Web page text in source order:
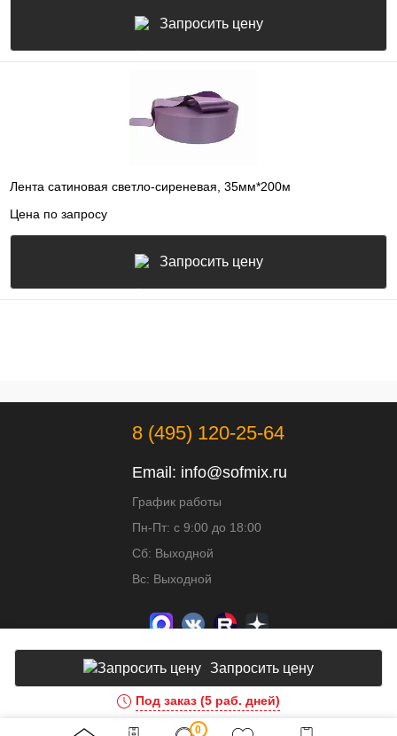
Запросить цену
Лента сатиновая светло-сиреневая, 35мм*200м
Цена по запросу
Запросить цену
8 (495) 120-25-64
Email: info@sofmix.ru
График работы
Пн-Пт: с 9:00 до 18:00
Сб: Выходной
Вс: Выходной
Доработка и развитие сайта - ИВИТ
Запросить цену
Под заказ (5 раб. дней)
0